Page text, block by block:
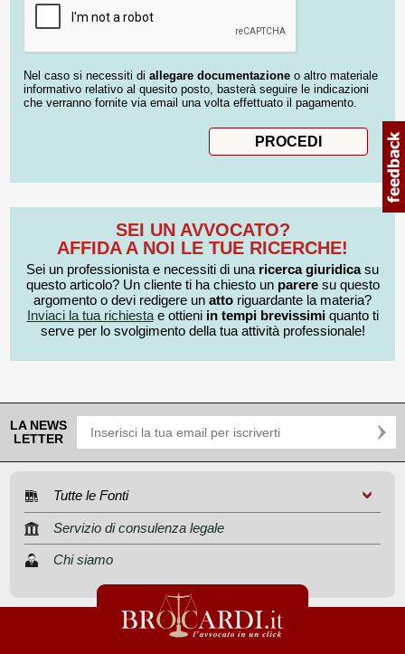
Nel caso si necessiti di allegare documentazione o altro materiale
informativo relativo al quesito posto, basterà seguire le indicazioni
che verranno fornite via email una volta effettuato il pagamento.
SEI UN AVVOCATO?
AFFIDA A NOI LE TUE RICERCHE!
Sei un professionista e necessiti di una ricerca giuridicasu
questo articolo? Un cliente ti ha chiesto un pareresu questo
argomento o devi redigere un atto riguardante la materia?
Inviaci la tua richiestae ottieni in tempi brevissimiquanto ti
serve per lo svolgimento della tua attività professionale!
LA NEWS
LETTER
Tutte le Fonti
Servizio di consulenza legale
Chi siamo